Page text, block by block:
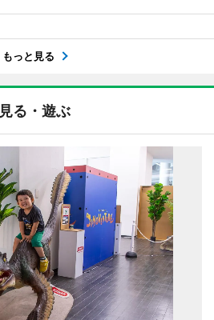
もっと見る
見る・遊ぶ